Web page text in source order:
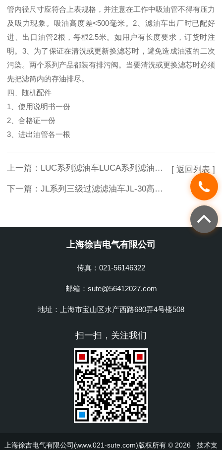
管内径尺寸应符合上表规格，并注意在工作中吸油管不得有压力
及吸力现象。吸油高度差<500毫米。2、滤油车出厂时已配好
进、出口油管2根，每根2.5米。如用户有长度要求，订货时注
明。3、为了保证在清洗或更新换滤芯时，避免造成油液的二次
污染。两个系列产品都装有排污阀。当要清洗或更换滤芯时必须
先把滤筒内的存油排尽。
四、随机配件
1、使用说明书一份
2、合格证一份
3、进出油管各一根
上一篇： LUC系列滤油车LUCA系列滤油车LYC系列滤油车
下一篇： JL系列三级过滤滤油车JL-30高精密移动式滤油车
[ 返回列表 ]
上海徐吉电气有限公司
传真：021-56146322
邮箱：sute@56412027.com
地址：上海市宝山区水产西路680弄4号楼508
扫一扫，关注我们
上海徐吉电气有限公司(www.021-sute.com)版权所有 © 2026 技术支